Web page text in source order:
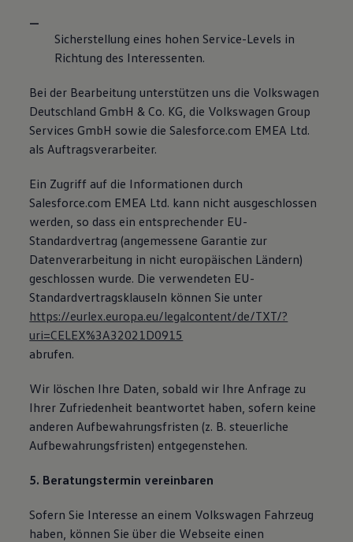
Sicherstellung eines hohen Service-Levels in
Richtung des Interessenten.
Bei der Bearbeitung unterstützen uns die Volkswagen
Deutschland GmbH & Co. KG, die Volkswagen Group
Services GmbH sowie die Salesforce.com EMEA Ltd.
als Auftragsverarbeiter.
Ein Zugriff auf die Informationen durch
Salesforce.com EMEA Ltd. kann nicht ausgeschlossen
werden, so dass ein entsprechender EU-
Standardvertrag (angemessene Garantie zur
Datenverarbeitung in nicht europäischen Ländern)
geschlossen wurde. Die verwendeten EU-
Standardvertragsklauseln können Sie unter
https://eurlex.europa.eu/legalcontent/de/TXT/?
uri=CELEX%3A32021D0915
abrufen.
Wir löschen Ihre Daten, sobald wir Ihre Anfrage zu
Ihrer Zufriedenheit beantwortet haben, sofern keine
anderen Aufbewahrungsfristen (z. B. steuerliche
Aufbewahrungsfristen) entgegenstehen.
5. Beratungstermin vereinbaren
Sofern Sie Interesse an einem Volkswagen Fahrzeug
haben, können Sie über die Webseite einen